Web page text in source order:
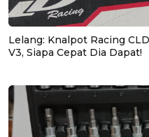
Lelang: Knalpot Racing
V3, Siapa Cepat Dia Dapat!